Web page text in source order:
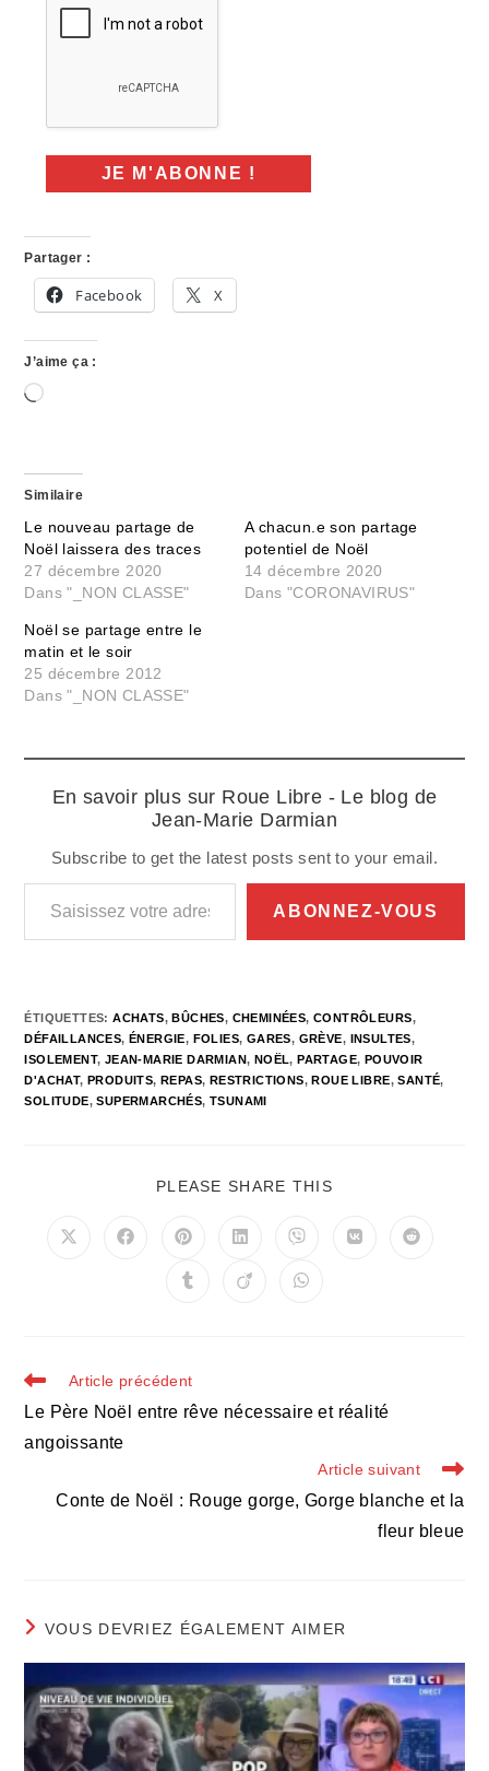
Partager :
Facebook X
J’aime ça :
Chargement…
Similaire
Le nouveau partage de
Noël laissera des traces
27 décembre 2020
Dans "_NON CLASSE"
A chacun.e son partage
potentiel de Noël
14 décembre 2020
Dans "CORONAVIRUS"
Noël se partage entre le
matin et le soir
25 décembre 2012
Dans "_NON CLASSE"
En savoir plus sur Roue Libre - Le blog de
Jean-Marie Darmian
Subscribe to get the latest posts sent to your email.
Saisissez votre adresse e-mail…
ABONNEZ-VOUS
ÉTIQUETTES:ACHATS, BÛCHES, CHEMINÉES, CONTRÔLEURS,
DÉFAILLANCES, ÉNERGIE, FOLIES, GARES, GRÈVE, INSULTES,
ISOLEMENT, JEAN-MARIE DARMIAN, NOËL, PARTAGE, POUVOIR
D'ACHAT, PRODUITS, REPAS, RESTRICTIONS, ROUE LIBRE, SANTÉ,
SOLITUDE, SUPERMARCHÉS, TSUNAMI
PLEASE SHARE THIS
Ouvrir
Ouvrir
Ouvrir
une
autre
Ouvrir
une
autre
Ouvrir
une
autre
Ouvrir
Ouvrir
Ouvrir
Ouvrir
Ouvrir
Read
more
Article précédent
Le Père Noël entre rêve nécessaire et réalité
angoissante
Article suivant
Conte de Noël : Rouge gorge, Gorge blanche et la
fleur bleue
VOUS DEVRIEZ ÉGALEMENT AIMER